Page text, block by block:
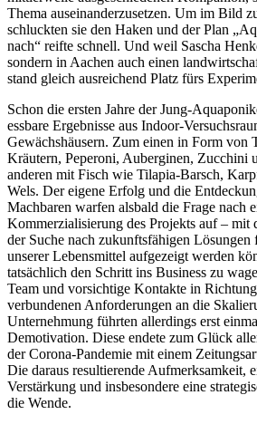
Thema auseinanderzusetzen. Um im Bild
schluckten sie den Haken und der Plan
nach“ reifte schnell. Und weil Sascha
sondern in Aachen auch einen
stand gleich ausreichend Platz fürs
Schon die ersten Jahre der Jung-
essbare Ergebnisse aus Indoor-
Gewächshäusern. Zum einen in Form von
Kräutern, Peperoni, Auberginen, Zucchini
anderen mit Fisch wie Tilapia-Barsch,
Wels. Der eigene Erfolg und die
Machbaren warfen alsbald die Frage nach
Kommerzialisierung des Projekts auf – mit
der Suche nach zukunftsfähigen Lösungen
unserer Lebensmittel aufgezeigt werden
tatsächlich den Schritt ins Business zu
Team und vorsichtige Kontakte in
verbundenen Anforderungen an die
Unternehmung führten allerdings erst
Demotivation. Diese endete zum Glück
der Corona-Pandemie mit einem
Die daraus resultierende Aufmerksamkeit,
Verstärkung und insbesondere eine
die Wende.